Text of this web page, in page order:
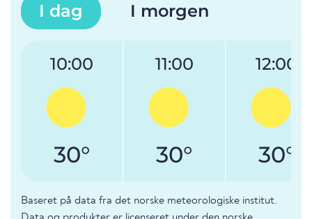
I dag I morgen
10:00
30°
11:00
30°
12:00
30°
Baseret på data fra det norske meteorologiske institut.